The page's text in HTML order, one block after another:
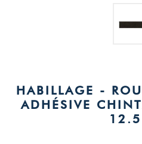
HABILLAGE -
ADHÉSIVE